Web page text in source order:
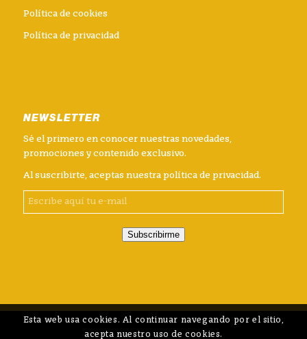
Política de cookies
Política de privacidad
NEWSLETTER
Sé el primero en conocer nuestras novedades,
promociones y contenido exclusivo.
Al suscribirte, aceptas nuestra política de privacidad.
Subscribirme
Esta web usa cookies. Al continuar navegando por el sitio,
acepta nuestro uso de cookies.